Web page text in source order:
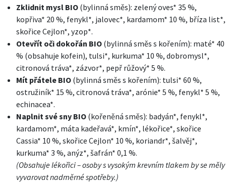
Zklidnit mysl BIO (bylinná směs): zelený oves* 35 %,
kopřiva* 20 %, fenykl*, jalovec*, kardamom* 10 %, bříza list*,
skořice Cejlon*, yzop*.
Otevřít oči dokořán BIO (bylinná směs s kořením): maté* 40
% (obsahuje kofein), tulsi*, kurkuma* 10 %, dobromysl*,
citronová tráva*, zázvor*, pepř růžový* 5 %.
Mít přátele BIO (bylinná směs s kořením): tulsi* 60 %,
ostružiník* 15 %, citronová tráva*, arónie* 5 %, fenykl* 5 %,
echinacea*.
Naplnit své sny BIO (kořeněná směs): badyán*, fenykl*,
kardamom*, máta kadeřavá*, kmín*, lékořice*, skořice
Cassia* 10 %, skořice Cejlon* 10 %, koriandr*, šalvěj*,
kurkuma* 3 %, anýz*, šafrán* 0,1 %.
(Obsahuje lékořici – osoby s vysokým krevním tlakem by se měly
vyvarovat nadměrné spotřeby.)